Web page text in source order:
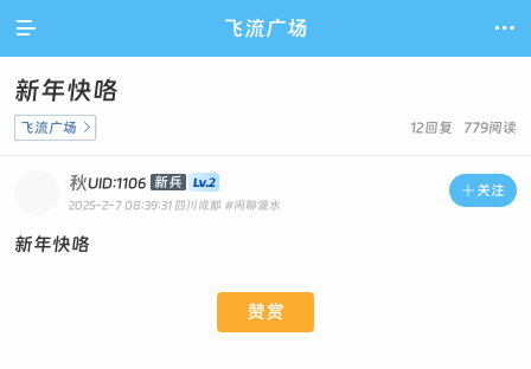
 飞流广场 
新年快咯
12回复 779阅读
飞流广场 
 关注
秋UID:1106 新兵
2025-2-7 08:39:31 四川成都 #闲聊灌水
新年快咯
赞赏